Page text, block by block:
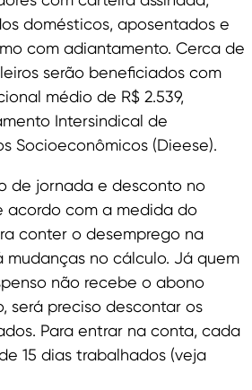
domésticos, aposentados e
com adiantamento. Cerca de
serão beneficiados com
médio de R$ 2.539,
Intersindical de
Socioeconômicos (Dieese).
de jornada e desconto no
acordo com a medida do
conter o desemprego na
mudanças no cálculo. Já quem
não recebe o abono
será preciso descontar os
Para entrar na conta, cada
15 dias trabalhados (veja